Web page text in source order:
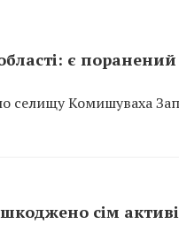
є поранений
селищу Комишуваха
сім